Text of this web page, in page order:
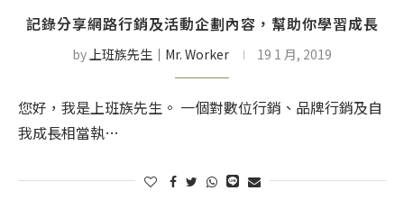
記錄分享網路行銷及活動企劃內容，幫助你學習成長
by上班族先生│Mr. Worker 19 1 月, 2019
您好，我是上班族先生。 一個對數位行銷、品牌行銷及自
我成長相當執…